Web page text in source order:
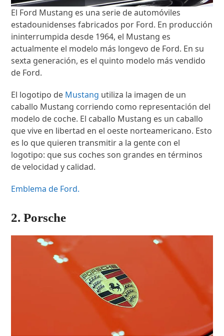
El Ford Mustang es una serie de automóviles
estadounidenses fabricados por Ford. En producción
ininterrumpida desde 1964, el Mustang es
actualmente el modelo más longevo de Ford. En su
sexta generación, es el quinto modelo más vendido
de Ford.
El logotipo de Mustang utiliza la imagen de un
caballo Mustang corriendo como representación del
modelo de coche. El caballo Mustang es un caballo
que vive en libertad en el oeste norteamericano. Esto
es lo que quieren transmitir a la gente con el
logotipo: que sus coches son grandes en términos
de velocidad y calidad.
Emblema de Ford.
2. Porsche